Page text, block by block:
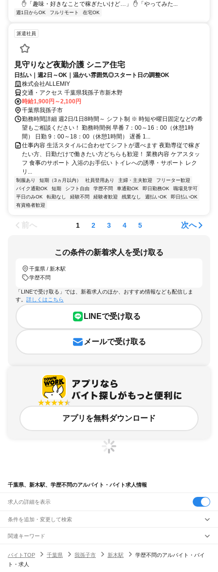
✋「趣味・好きなことで稼ぎたいけど…」 ✋「やってみた...
週1日からOK フルリモート 在宅OK
派遣社員
見守りなど夜勤介護 シニア住宅
日払い｜週2日～OK｜温かい雰囲気◎スタート日の調整OK
株式会社ALLEMIY
交通・アクセス 千葉県我孫子市新木野
時給1,900円～2,100円
千葉県我孫子市
勤務時間詳細 週2日/1日8時間～ シフト制 ※ 時短や曜日固定などの希
望もご相談ください！ 勤務時間例 早番 7：00～16：00（休憩1時
間） 日勤 9：00～18：00（休憩1時間） 遅番 1...
仕事内容 生活スタイルに合わせてシフトが選べます 夜勤専従で稼ぎ
たい方、日勤だけで働きたい方どちらも歓迎！ 業務内容 ケアスタッ
フ 食事のサポート 入浴のお手伝い トイレへの誘導・サポート レク
リ...
制服あり 短期（3ヵ月以内） 社員登用あり 主婦・主夫歓迎
フリーター歓迎
バイク通勤OK
短期 シフト自由 学歴不問 車通勤OK 即日勤務OK
職場見学可
平日のみOK
転勤なし 経験不問 経験者歓迎 残業なし 週払いOK
即日払いOK
有資格者歓迎
前へ 1 2 3 4 5 次へ
この条件の新着求人を受け取る
千葉県 / 新木駅
学歴不問
「LINEで受け取る」では、新着求人のほか、おすすめ情報なども配信しま
す。 詳しくはこちら
LINEで受け取る
メールで受け取る
アプリを無料ダウンロード
千葉県、新木駅、学歴不問のアルバイト・バイト求人情報
求人の詳細を表示
条件を追加・変更して検索
市区町村を追加・変更
千葉県すべて
千葉市
駅を追加・変更
職種を追加・変更
関連キーワード
バイトTOP
千葉県 我孫子市 新木駅
学歴不問のアルバイト・バイ
ト・求人